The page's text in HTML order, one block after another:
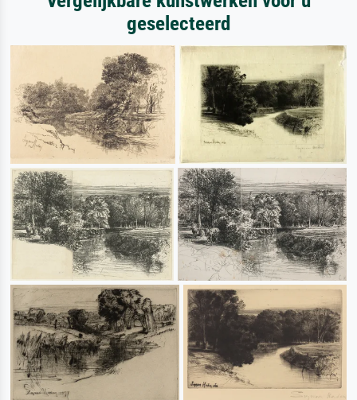
geselecteerd